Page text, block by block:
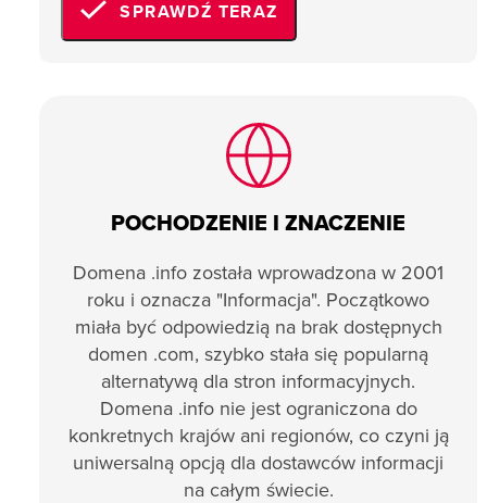
SPRAWDŹ TERAZ
POCHODZENIE I ZNACZENIE
Domena .info została wprowadzona w 2001
roku i oznacza "Informacja". Początkowo
miała być odpowiedzią na brak dostępnych
domen .com, szybko stała się popularną
alternatywą dla stron informacyjnych.
Domena .info nie jest ograniczona do
konkretnych krajów ani regionów, co czyni ją
uniwersalną opcją dla dostawców informacji
na całym świecie.